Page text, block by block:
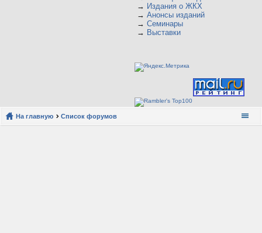
→ Издания о ЖКХ
→ Анонсы изданий
→ Семинары
→ Выставки
На главную Список форумов